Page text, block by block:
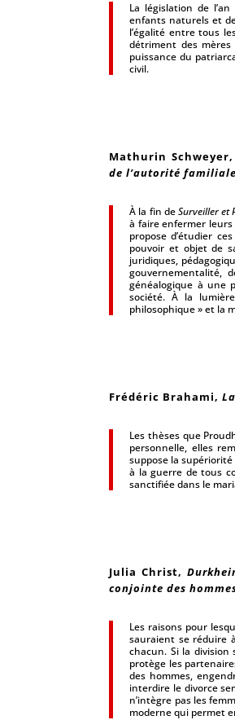
La législation de
enfants naturels et
l’égalité entre tous
détriment des
puissance du
civil.
Mathurin Schweyer
de l’autorité familiale
À la fin deSurveiller et
à faire enfermer leurs
propose d’étudier
pouvoir et objet de
juridiques,
gouvernementalité,
généalogique à une
société. À la
philosophique » et la
Frédéric Brahami,
Les thèses que
personnelle, elles
suppose la
à la guerre de tous
sanctifiée dans le
Julia Christ,
conjointe des
Les raisons pour
sauraient se réduire
chacun. Si la
protège les
des hommes,
interdire le divorce
n’intègre pas les
moderne qui permet